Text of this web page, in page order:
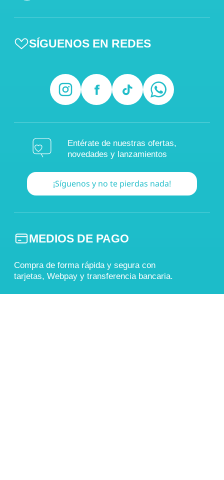
SÍGUENOS EN REDES
Entérate de nuestras ofertas,
novedades y lanzamientos
¡Síguenos y no te pierdas nada!
MEDIOS DE PAGO
Compra de forma rápida y segura con
tarjetas, Webpay y transferencia bancaria.